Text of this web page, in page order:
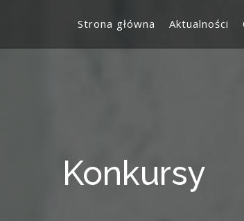
Strona główna Aktualności
Konkursy